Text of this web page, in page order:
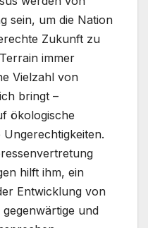
sein, um die Nation
Zukunft zu
immer
Vielzahl von
bringt –
ökologische
hilft ihm, ein
Entwicklung von
gegenwärtige und